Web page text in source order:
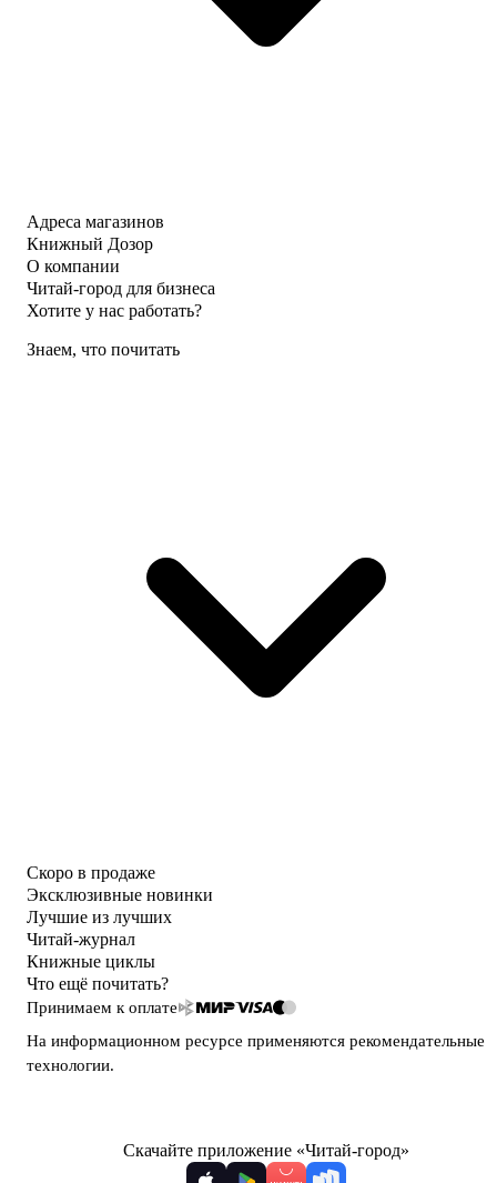
Адреса магазинов
Книжный Дозор
О компании
Читай-город для бизнеса
Хотите у нас работать?
Знаем, что почитать
Скоро в продаже
Эксклюзивные новинки
Лучшие из лучших
Читай-журнал
Книжные циклы
Что ещё почитать?
Принимаем к оплате
На информационном ресурсе применяются рекомендательные
технологии.
Скачайте приложение «Читай-город»